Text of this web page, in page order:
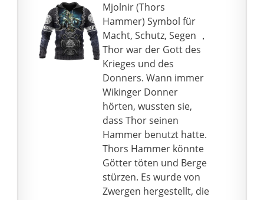
Mjolnir (Thors
Hammer) Symbol für
Macht, Schutz, Segen ，
Thor war der Gott des
Krieges und des
Donners. Wann immer
Wikinger Donner
hörten, wussten sie,
dass Thor seinen
Hammer benutzt hatte.
Thors Hammer könnte
Götter töten und Berge
stürzen. Es wurde von
Zwergen hergestellt, die